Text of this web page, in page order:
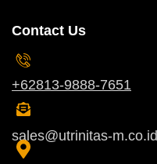
Contact Us
+62813-9888-7651
sales@utrinitas-m.co.id